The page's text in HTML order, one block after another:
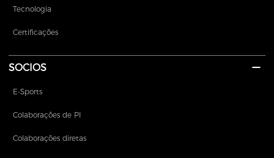
Tecnologia
Certificações
SOCIOS
E-Sports
Colaborações de PI
Colaborações diretas